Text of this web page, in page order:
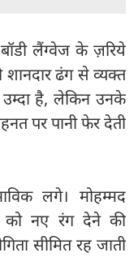
लैंग्वेज के ज़रिये
शानदार ढंग से व्यक्त
है, लेकिन उनके
पर पानी फेर देती
लगे। मोहम्मद
को नए रंग देने की
सीमित रह जाती